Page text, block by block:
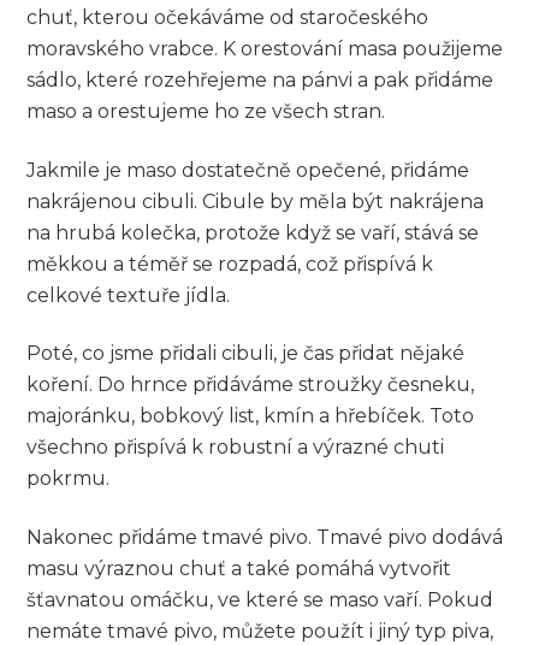
chuť, kterou očekáváme od​ staročeského
moravského vrabce. K orestování ⁣masa použijeme
sádlo, které rozehřejeme na pánvi a pak přidáme
maso a orestujeme ho ze ‌všech stran.
Jakmile je maso dostatečně opečené, přidáme
nakrájenou cibuli. Cibule by měla​ být nakrájena
na hrubá kolečka, protože když se vaří, stává se
měkkou a téměř se rozpadá, což přispívá​ k⁣
celkové textuře jídla.
Poté, co jsme přidali cibuli, je čas přidat nějaké
koření. ‍Do hrnce přidáváme⁣ stroužky česneku,
majoránku, bobkový list, kmín a⁣ hřebíček. Toto
⁢všechno ‌přispívá k⁢ robustní a výrazné chuti
pokrmu.
Nakonec přidáme tmavé⁣ pivo. Tmavé‌ pivo dodává
masu výraznou chuť a také pomáhá vytvořit
šťavnatou omáčku, ve které se maso ⁣vaří. Pokud
nemáte tmavé pivo, můžete použít i jiný typ ⁣piva,